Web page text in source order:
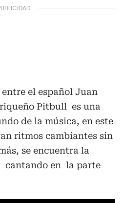
el español Juan
Pitbull es una
de la música, en este
ritmos cambiantes sin
se encuentra la
cantando en la parte